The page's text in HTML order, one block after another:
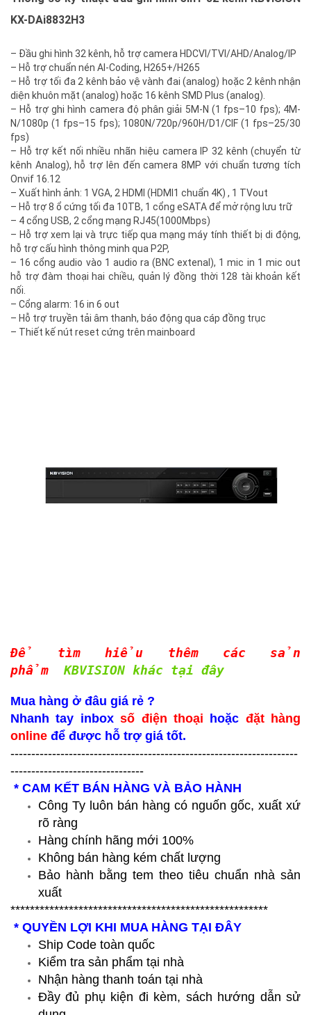
KX-DAi8832H3
– Đầu ghi hình 32 kênh, hỗ trợ camera HDCVI/TVI/AHD/Analog/IP
– Hỗ trợ chuẩn nén AI-Coding, H265+/H265
– Hỗ trợ tối đa 2 kênh bảo vệ vành đai (analog) hoặc 2 kênh nhận
diện khuôn mặt (analog) hoặc 16 kênh SMD Plus (analog).
– Hỗ trợ ghi hình camera độ phân giải 5M-N (1 fps–10 fps); 4M-
N/1080p (1 fps–15 fps); 1080N/720p/960H/D1/CIF (1 fps–25/30
fps)
– Hỗ trợ kết nối nhiều nhãn hiệu camera IP 32 kênh (chuyển từ
kênh Analog), hỗ trợ lên đến camera 8MP với chuẩn tương tích
Onvif 16.12
– Xuất hình ảnh: 1 VGA, 2 HDMI (HDMI1 chuẩn 4K) , 1 TVout
– Hỗ trợ 8 ổ cứng tối đa 10TB, 1 cổng eSATA để mở rộng lưu trữ
– 4 cổng USB, 2 cổng mạng RJ45(1000Mbps)
– Hỗ trợ xem lại và trực tiếp qua mạng máy tính thiết bị di động,
hỗ trợ cấu hình thông minh qua P2P,
– 16 cổng audio vào 1 audio ra (BNC extenal), 1 mic in 1 mic out
hỗ trợ đàm thoại hai chiều, quản lý đồng thời 128 tài khoản kết
nối.
– Cổng alarm: 16 in 6 out
– Hỗ trợ truyền tải âm thanh, báo động qua cáp đồng trục
– Thiết kế nút reset cứng trên mainboard
Để tìm hiểu thêm các sản
phẩm
KBVISION khác tại đây
Mua hàng ở đâu giá rẻ ?
Nhanh tay inboxsố điện thoại hoặc đặt hàng
online để được hỗ trợ giá tốt.
---------------------------------------------------------------------
--------------------------------
* CAM KẾT BÁN HÀNG VÀ BẢO HÀNH
Công Ty luôn bán hàng có nguốn gốc, xuất xứ
rõ ràng
Hàng chính hãng mới 100%
Không bán hàng kém chất lượng
Bảo hành bằng tem theo tiêu chuẩn nhà sản
xuất
*****************************************************
* QUYỀN LỢI KHI MUA HÀNG TẠI ĐÂY
Ship Code toàn quốc
Kiểm tra sản phẩm tại nhà
Nhận hàng thanh toán tại nhà
Đầy đủ phụ kiện đi kèm, sách hướng dẫn sử